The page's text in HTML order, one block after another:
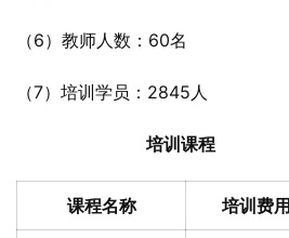
（6）教师人数：60名
（7）培训学员：2845人
培训课程
课程名称 培训费用